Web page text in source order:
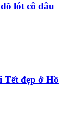
lót cô dâu
Tết đẹp ở Hồ